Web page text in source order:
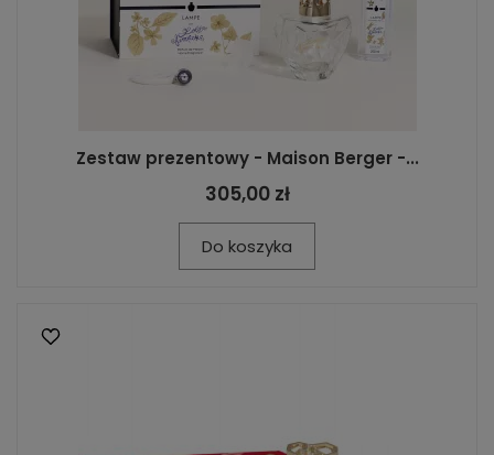
Zestaw prezentowy - Maison Berger -...
305,00 zł
Do koszyka